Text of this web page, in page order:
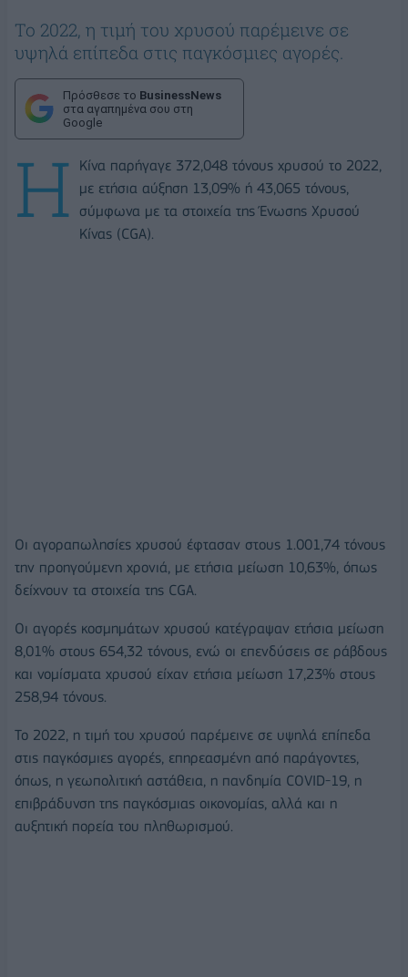
Το 2022, η τιμή του χρυσού παρέμεινε σε
υψηλά επίπεδα στις παγκόσμιες αγορές.
Πρόσθεσε το BusinessNews
στα αγαπημένα σου στη
Google
Η
Κίνα παρήγαγε 372,048 τόνους χρυσού το 2022,
με ετήσια αύξηση 13,09% ή 43,065 τόνους,
σύμφωνα με τα στοιχεία της Ένωσης Χρυσού
Κίνας (CGA).
Οι αγοραπωλησίες χρυσού έφτασαν στους 1.001,74 τόνους
την προηγούμενη χρονιά, με ετήσια μείωση 10,63%, όπως
δείχνουν τα στοιχεία της CGA.
Οι αγορές κοσμημάτων χρυσού κατέγραψαν ετήσια μείωση
8,01% στους 654,32 τόνους, ενώ οι επενδύσεις σε ράβδους
και νομίσματα χρυσού είχαν ετήσια μείωση 17,23% στους
258,94 τόνους.
Το 2022, η τιμή του χρυσού παρέμεινε σε υψηλά επίπεδα
στις παγκόσμιες αγορές, επηρεασμένη από παράγοντες,
όπως, η γεωπολιτική αστάθεια, η πανδημία COVID-19, η
επιβράδυνση της παγκόσμιας οικονομίας, αλλά και η
αυξητική πορεία του πληθωρισμού.